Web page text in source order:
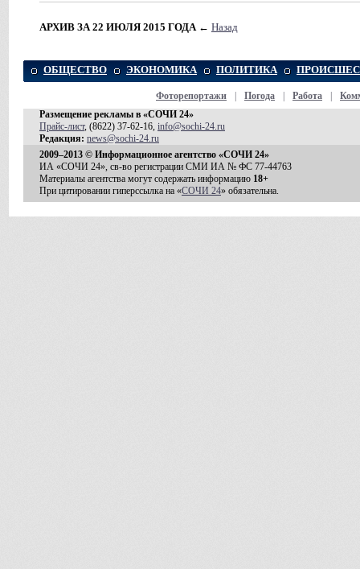
АРХИВ ЗА 22 ИЮЛЯ 2015 ГОДА ← Назад
ОБЩЕСТВО ЭКОНОМИКА ПОЛИТИКА
Фоторепортажи Погода Работа
Размещение рекламы в «СОЧИ 24»
Прайс-лист, (8622) 37-62-16, info@sochi-24.ru
Редакция: news@sochi-24.ru
2009–2013 © Информационное агентство «СОЧИ 24»
ИА «СОЧИ 24», св-во регистрации СМИ ИА № ФС 77-44763
Материалы агентства могут содержать информацию 18+
При цитировании гиперссылка на «СОЧИ 24» обязательна.